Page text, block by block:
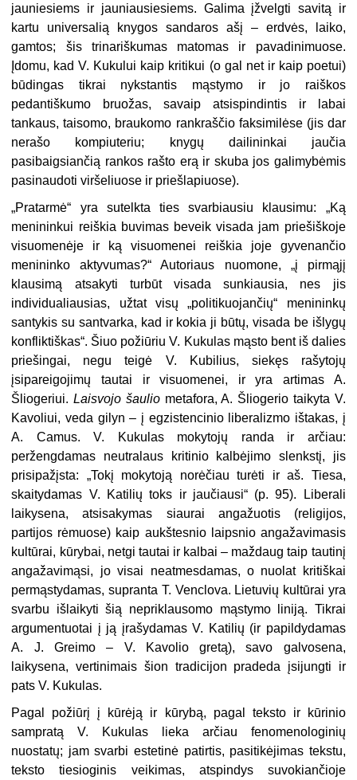
jauniesiems ir jauniausiesiems. Galima įžvelgti savitą ir
kartu universalią knygos sandaros ašį – erdvės, laiko,
gamtos; šis trinariškumas matomas ir pavadinimuose.
Įdomu, kad V. Kukului kaip kritikui (o gal net ir kaip poetui)
būdingas tikrai nykstantis mąstymo ir jo raiškos
pedantiškumo bruožas, savaip atsispindintis ir labai
tankaus, taisomo, braukomo rankraščio faksimilėse (jis dar
nerašo kompiuteriu; knygų dailininkai jaučia
pasibaigsiančią rankos rašto erą ir skuba jos galimybėmis
pasinaudoti viršeliuose ir priešlapiuose).
„Pratarmė“ yra sutelkta ties svarbiausiu klausimu: „Ką
menininkui reiškia buvimas beveik visada jam priešiškoje
visuomenėje ir ką visuomenei reiškia joje gyvenančio
menininko aktyvumas?“ Autoriaus nuomone, „į pirmąjį
klausimą atsakyti turbūt visada sunkiausia, nes jis
individualiausias, užtat visų „politikuojančių“ menininkų
santykis su santvarka, kad ir kokia ji būtų, visada be išlygų
konfliktiškas“. Šiuo požiūriu V. Kukulas mąsto bent iš dalies
priešingai, negu teigė V. Kubilius, siekęs rašytojų
įsipareigojimų tautai ir visuomenei, ir yra artimas A.
Šliogeriui.Laisvojo šauliometafora, A. Šliogerio taikyta V.
Kavoliui, veda gilyn – į egzistencinio liberalizmo ištakas, į
A. Camus. V. Kukulas mokytojų randa ir arčiau:
peržengdamas neutralaus kritinio kalbėjimo slenkstį, jis
prisipažįsta: „Tokį mokytoją norėčiau turėti ir aš. Tiesa,
skaitydamas V. Katilių toks ir jaučiausi“ (p. 95). Liberali
laikysena, atsisakymas siaurai angažuotis (religijos,
partijos rėmuose) kaip aukštesnio laipsnio angažavimasis
kultūrai, kūrybai, netgi tautai ir kalbai – maždaug taip tautinį
angažavimąsi, jo visai neatmesdamas, o nuolat kritiškai
permąstydamas, supranta T. Venclova. Lietuvių kultūrai yra
svarbu išlaikyti šią nepriklausomo mąstymo liniją. Tikrai
argumentuotai į ją įrašydamas V. Katilių (ir papildydamas
A. J. Greimo – V. Kavolio gretą), savo galvosena,
laikysena, vertinimais šion tradicijon pradeda įsijungti ir
pats V. Kukulas.
Pagal požiūrį į kūrėją ir kūrybą, pagal teksto ir kūrinio
sampratą V. Kukulas lieka arčiau fenomenologinių
nuostatų; jam svarbi estetinė patirtis, pasitikėjimas tekstu,
teksto tiesioginis veikimas, atspindys suvokiančioje